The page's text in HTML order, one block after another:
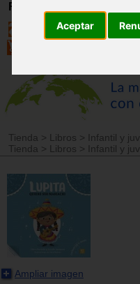
Aceptar
Registro
Tienda > Libros > Infantil y
Tienda
> Libros > Infantil y
Ampliar imagen